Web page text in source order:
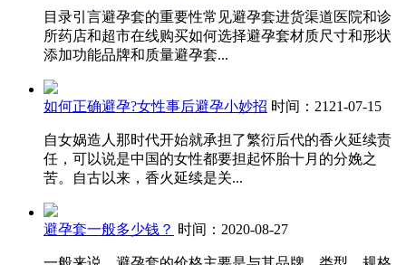
目录引言避孕套的重要性常见避孕套进货渠道医院和诊
所药店和超市在线购买如何选择避孕套材质尺寸和形状
添加功能品牌和质量避孕套...
如何正确避孕?女性事后避孕小妙招 时间：2121-07-15
自女娲造人那时代开始就承担了繁衍后代的香火延续责
任，可以说是中国的女性都要担起怀胎十月的分娩之
苦。自古以来，香火延续是关...
避孕套一般多少钱？ 时间：2020-08-27